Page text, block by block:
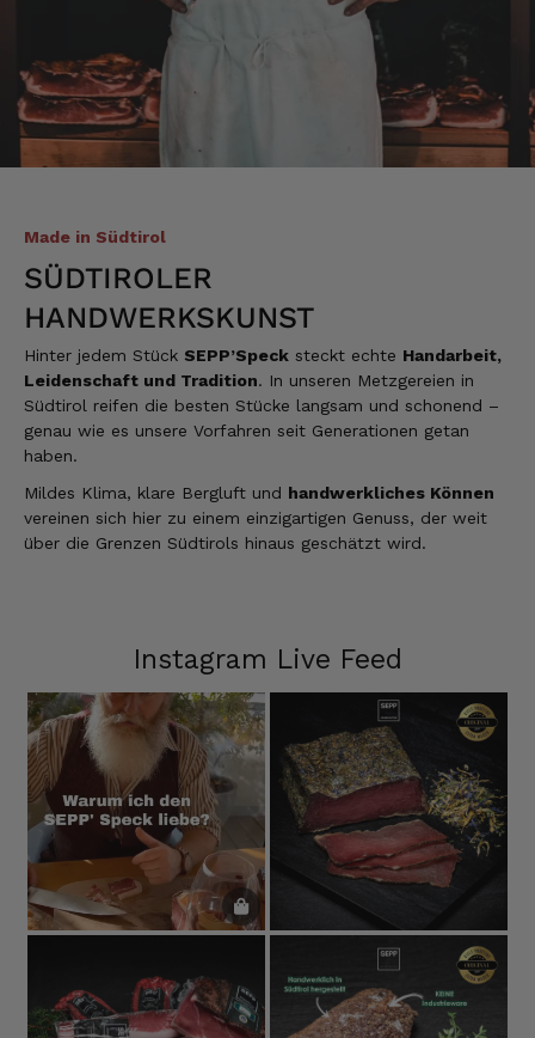
Made in Südtirol
SÜDTIROLER
HANDWERKSKUNST
Hinter jedem Stück SEPP’Speck steckt echte Handarbeit,
Leidenschaft und Tradition. In unseren Metzgereien in
Südtirol reifen die besten Stücke langsam und schonend –
genau wie es unsere Vorfahren seit Generationen getan
haben.
Mildes Klima, klare Bergluft und handwerkliches Können
vereinen sich hier zu einem einzigartigen Genuss, der weit
über die Grenzen Südtirols hinaus geschätzt wird.
Instagram Live Feed
Hans-Jürgen
alles super geschmeckt
6.8.2026